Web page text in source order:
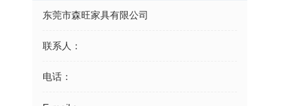
东莞市森旺家具有限公司
联系人：
电话：
办公椅A017A